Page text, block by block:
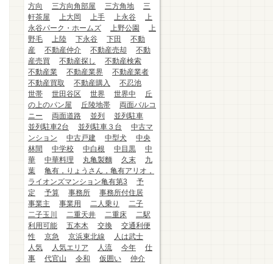
方向
三方向角部屋 三方角地
三
軒茶屋
上大岡 上手 上永谷
上
永谷パーク・ホームズ
上野公園
上
野毛
上陸 下永谷 下田
不動
産
不動産仲介 不動産売却
不動
産売買
不動産探し
不動産検索
不動産業
不動産業界
不動産業者
不動産買取
不動産購入
不忍池
世帯
世田谷区 世界 世界中
丘
の上のパン屋
丘陵地帯
両面バルコ
ニー
両面道路 並列
並列駐車
並列駐車2台
並列駐車３台
中古マ
ンション
中古戸建 中型犬
中央
林間
中学校 中白根 中目黒
中
華
中華料理 丸亀製麵 久末
九
葉
亀有，りょうさん，亀有アリオ，
ライオンズマンション亀有第3
予
定
予算 事務所
事務所付住居
事業主
事業用 二人乗り
二子
二子玉川
二重天井 二重床
二駅
利用可能
五本木 交換
交通利便
性
京急 京浜東北線
人は武士
人気
人気エリア 人流 今年
仕
事
代官山 令和 仮囲い
仲介